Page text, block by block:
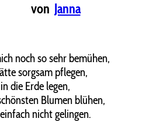
von Janna
noch so sehr bemühen,
sorgsam pflegen,
die Erde legen,
Blumen blühen,
nicht gelingen.